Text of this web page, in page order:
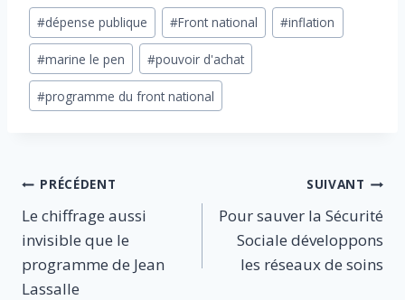
Étiquettes
de
la
publication :
#dépense publique #Front national #inflation
#marine le pen #pouvoir d'achat
#programme du front national
Navigation
de
l’article
PRÉCÉDENT
Le chiffrage aussi
invisible que le
programme de Jean
Lassalle
SUIVANT
Pour sauver la Sécurité
Sociale développons
les réseaux de soins